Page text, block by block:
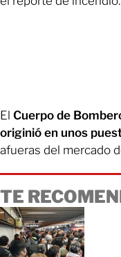
El Cuerpo de
originió en unos
afueras del mercado
TE